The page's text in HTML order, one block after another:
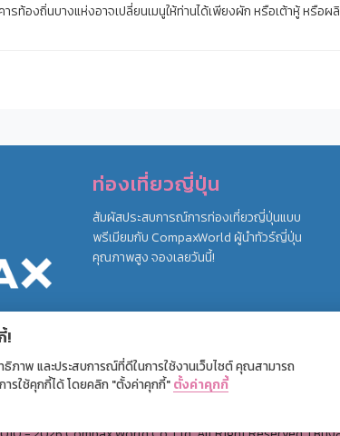
ารท้องถิ่นบางแห่งอาจเปลี่ยนเมนูให้ท่านได้เพียงผัก หรือเต้าหู้ หรือ
ท่องเที่ยวญี่ปุ่น
สัมผัสประสบการณ์การท่องเที่ยวญี่ปุ่นแบบ
พรีเมียมกับ CompaxWorld ผู้นำทัวร์ญี่ปุ่น
คุณภาพสูง จองเลยวันนี้!
!
ธิภาพ และประสบการณ์ที่ดีในการใช้งานเว็บไซต์ คุณสามารถ
รใช้คุกกี้ได้ โดยคลิก "ตั้งค่าคุกกี้" ตั้งค่าคุกกี้